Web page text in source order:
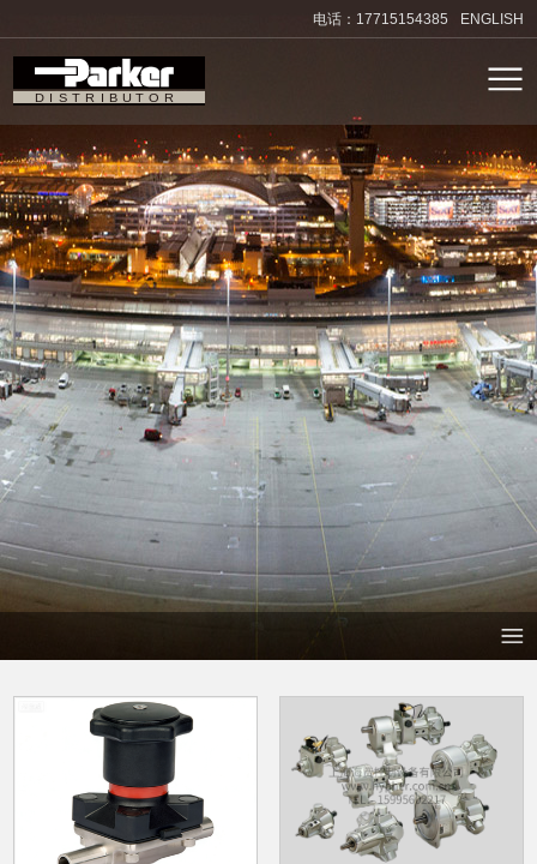
电话：17715154385 ENGLISH